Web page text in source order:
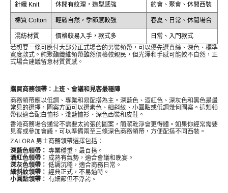
針織 Knit 休閒有紋理，造型感強 約會、聚會、休閒西裝
棉質 Cotton 輕鬆自然，季節感較強 春夏、日常、休閒場合
混紡材質 價格較易入手，款式多 日常、入門款式
若想要一條可應付大部分正式場合的男裝領帶，可以優先選真絲、深色、標準
寬度款式。純聚酯纖維領帶雖然價格較親民，但光澤和手感可能較不自然，正
式場合建議留意材質質感。
購買商務領帶：上班、會議和見客最穩陣
商務領帶應以低調、專業和易配搭為主。深藍色、酒紅色、深灰色和黑色是最
常見的選擇，圖案方面可以選素色、細斜紋、小圓點或低調幾何圖案。這類領
帶很適合配白恤衫、淺藍恤衫、深色西裝和皮鞋。
香港商務場合通常不需要太誇張的圖案，簡潔乾淨會更得體。如果你經常需要
見客或參加會議，可以準備兩至三條深色商務領帶，方便配搭不同西裝。
ZALORA 男士商務領帶選擇包括：
深藍色領帶： 專業穩重，最百搭。
酒紅色領帶： 成熟有氣勢，適合會議和晚宴。
深灰色領帶： 低調沉穩，適合商務日常。
細斜紋領帶： 經典正式，不易過時。
小圓點領帶： 有細節但不浮誇。